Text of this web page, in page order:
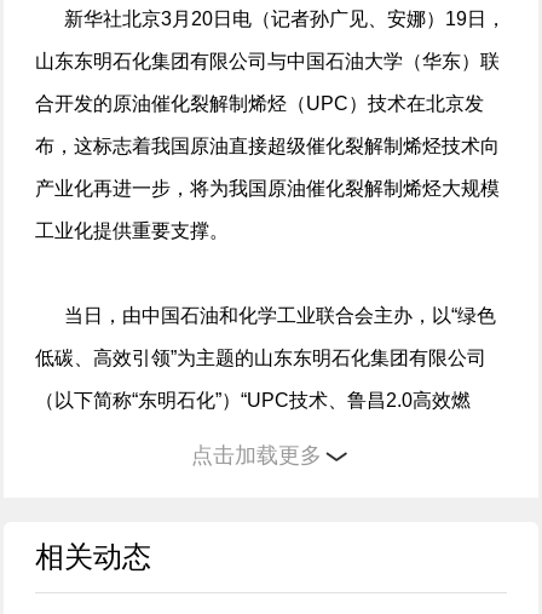
新华社北京3月20日电（记者孙广见、安娜）19日，
山东东明石化集团有限公司与中国石油大学（华东）联
合开发的原油催化裂解制烯烃（UPC）技术在北京发
布，这标志着我国原油直接超级催化裂解制烯烃技术向
产业化再进一步，将为我国原油催化裂解制烯烃大规模
工业化提供重要支撑。
当日，由中国石油和化学工业联合会主办，以“绿色
低碳、高效引领”为主题的山东东明石化集团有限公司
（以下简称“东明石化”）“UPC技术、鲁昌2.0高效燃
油”新闻发布会在北京举行。
点击加载更多
相关动态